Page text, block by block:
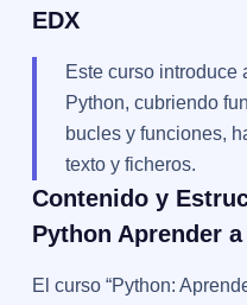
EDX
Este curso introduce
Python, cubriendo
bucles y funciones,
texto y ficheros.
Contenido y
Python Aprender
El curso “Python: